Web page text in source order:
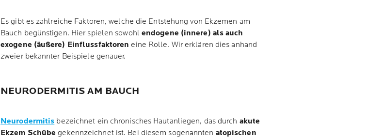
Es gibt es zahlreiche Faktoren, welche die Entstehung von Ekzemen am
Bauch begünstigen. Hier spielen sowohl endogene (innere) als auch
exogene (äußere) Einflussfaktoren eine Rolle. Wir erklären dies anhand
zweier bekannter Beispiele genauer.
NEURODERMITIS AM BAUCH
Neurodermitis bezeichnet ein chronisches Hautanliegen, das durch akute
Ekzem Schübe gekennzeichnet ist. Bei diesem sogenannten atopischen